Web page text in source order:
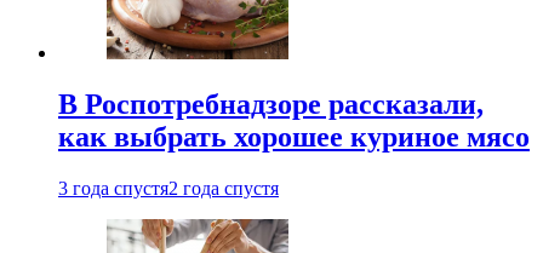
В Роспотребнадзоре рассказали,
как выбрать хорошее куриное мясо
3 года спустя2 года спустя